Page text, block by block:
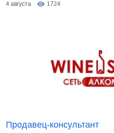
4 августа
1724
Продавец-консультант